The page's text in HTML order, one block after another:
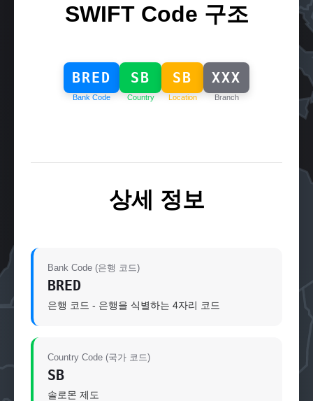
SWIFT Code 구조
BRED
Bank Code
SB
Country
SB
Location
XXX
Branch
상세 정보
Bank Code (은행 코드)
BRED
은행 코드 - 은행을 식별하는 4자리 코드
Country Code (국가 코드)
SB
솔로몬 제도